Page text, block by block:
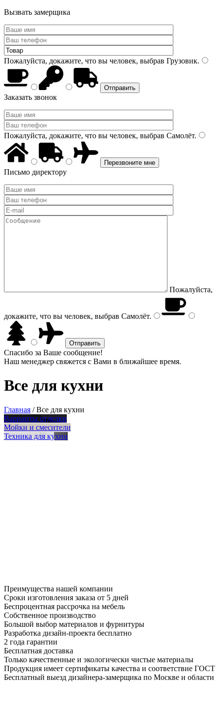
Вызвать замерщика
Пожалуйста, докажите, что вы человек, выбрав Грузовик.
Заказать звонок
Пожалуйста, докажите, что вы человек, выбрав Самолёт.
Письмо директору
Пожалуйста,
докажите, что вы человек, выбрав Самолёт.
Спасибо за Ваше сообщение!
Наш менеджер свяжется с Вами в ближайшее время.
Все для кухни
Главная /Все для кухни
Варианты отделки
Мойки и смесители
Техника для кухни
Преимущества нашей компании
Сроки изготовления заказа от 5 дней
Беспроцентная рассрочка на мебель
Собственное производство
Большой выбор материалов и фурнитуры
Разработка дизайн-проекта бесплатно
2 года гарантии
Бесплатная доставка
Только качественные и экологически чистые материалы
Продукция имеет сертификаты качества и соответствие ГОСТ
Бесплатный выезд дизайнера-замерщика по Москве и области